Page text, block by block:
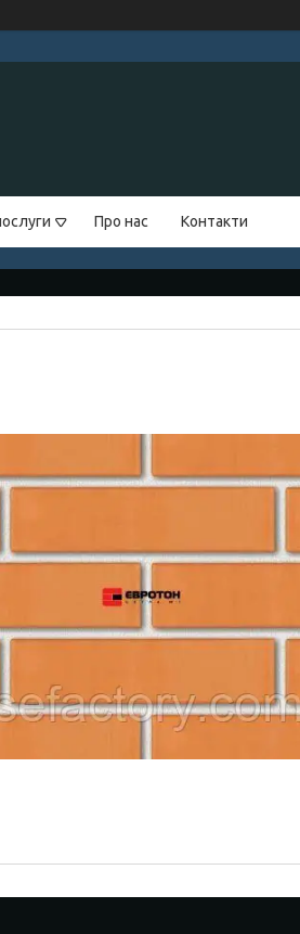
Про нас Контакти